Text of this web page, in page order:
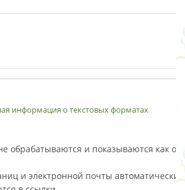
информация о текстовых форматах
обрабатываются и показываются как
и электронной почты автоматически